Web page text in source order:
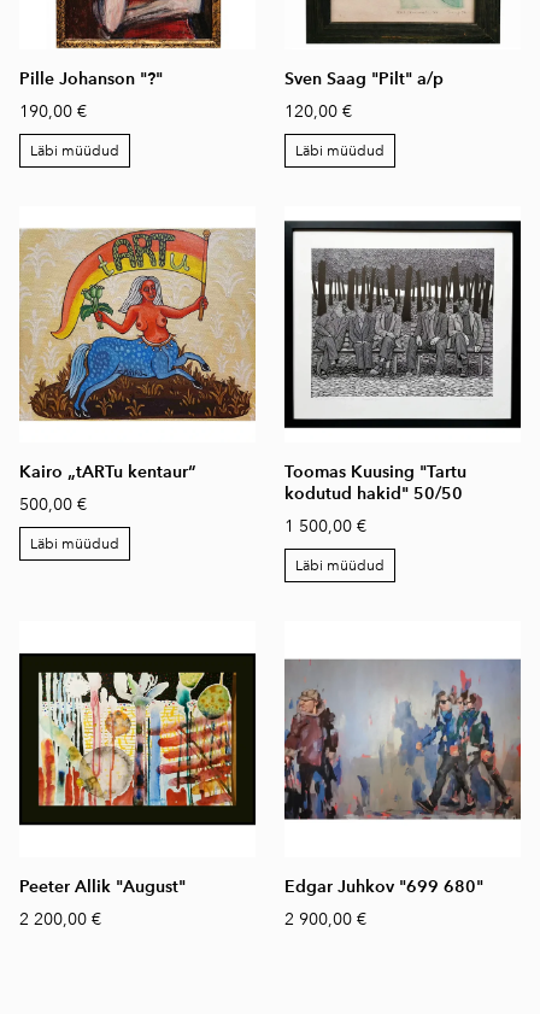
Pille Johanson "?"
190,00 €
Läbi müüdud
Sven Saag "Pilt" a/p
120,00 €
Läbi müüdud
Kairo „tARTu kentaur“
500,00 €
Läbi müüdud
Toomas Kuusing "Tartu
kodutud hakid" 50/50
1 500,00 €
Läbi müüdud
Peeter Allik "August"
2 200,00 €
Edgar Juhkov "699 680"
2 900,00 €